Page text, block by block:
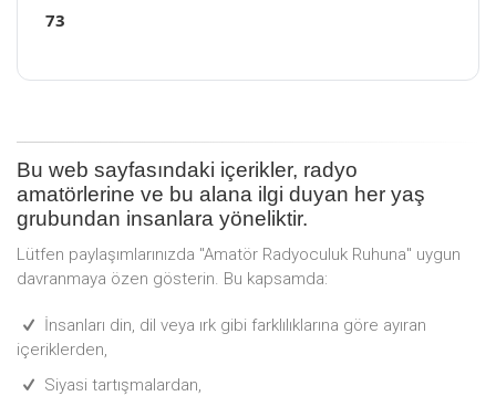
73
Bu web sayfasındaki içerikler, radyo
amatörlerine ve bu alana ilgi duyan her yaş
grubundan insanlara yöneliktir.
Lütfen paylaşımlarınızda "Amatör Radyoculuk Ruhuna" uygun
davranmaya özen gösterin. Bu kapsamda:
İnsanları din, dil veya ırk gibi farklılıklarına göre ayıran
içeriklerden,
Siyasi tartışmalardan,